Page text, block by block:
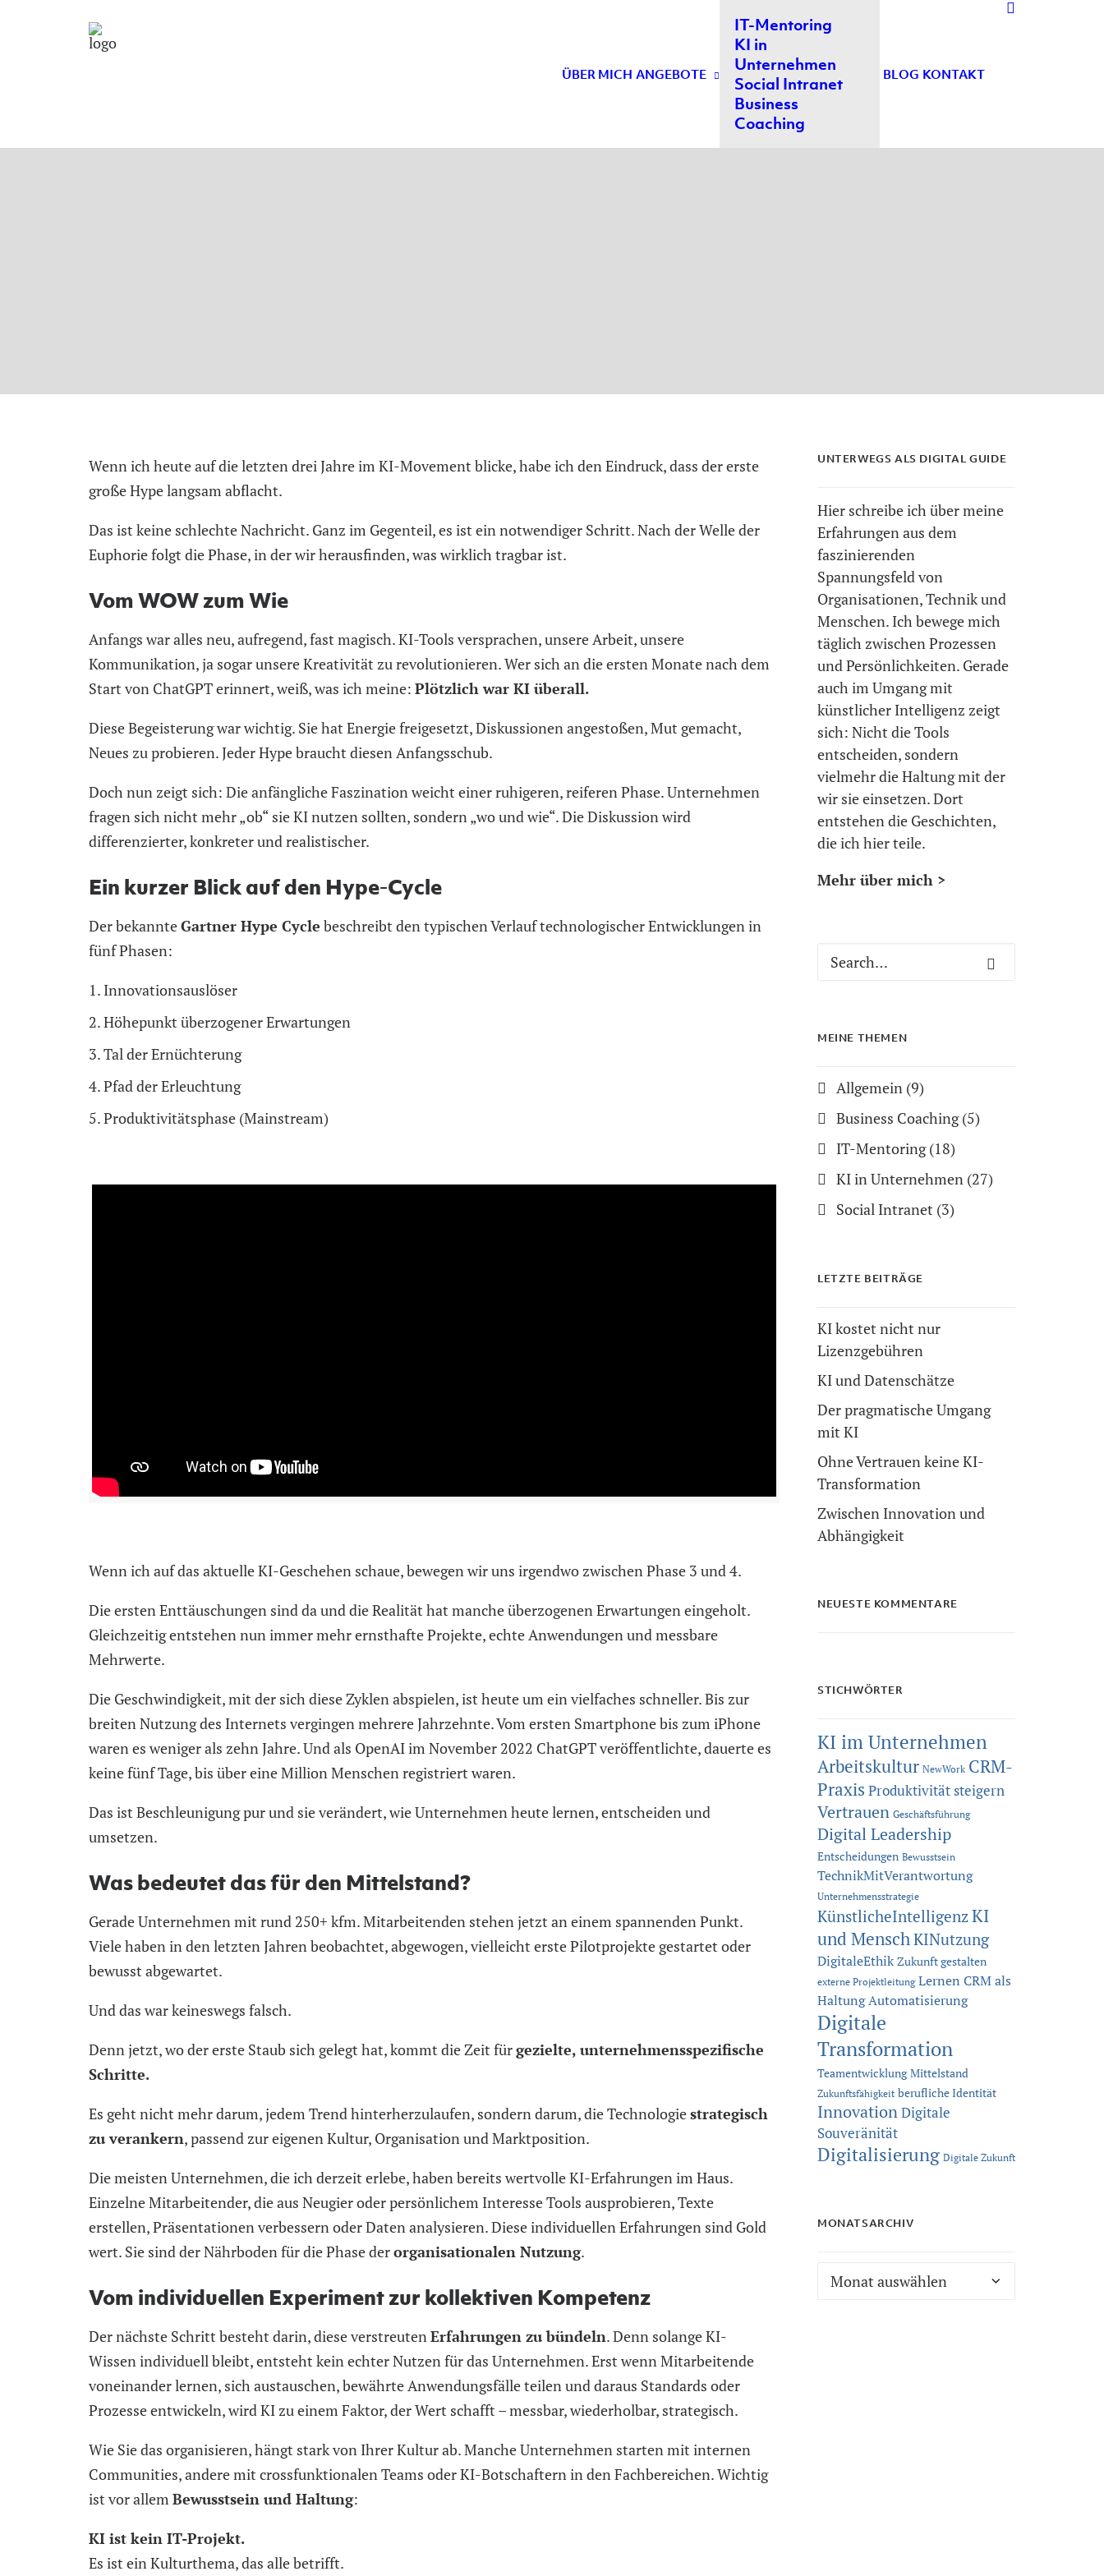
ÜBER MICH ANGEBOTE
IT-Mentoring
KI in
Unternehmen
Social Intranet
Business
Coaching
BLOG KONTAKT
Wenn ich heute auf die letzten drei Jahre im KI-Movement blicke, habe ich den Eindruck, dass der erste
große Hype langsam abflacht.
Das ist keine schlechte Nachricht. Ganz im Gegenteil, es ist ein notwendiger Schritt. Nach der Welle der
Euphorie folgt die Phase, in der wir herausfinden, was wirklich tragbar ist.
Vom WOW zum Wie
Anfangs war alles neu, aufregend, fast magisch. KI-Tools versprachen, unsere Arbeit, unsere
Kommunikation, ja sogar unsere Kreativität zu revolutionieren. Wer sich an die ersten Monate nach dem
Start von ChatGPT erinnert, weiß, was ich meine: Plötzlich war KI überall.
Diese Begeisterung war wichtig. Sie hat Energie freigesetzt, Diskussionen angestoßen, Mut gemacht,
Neues zu probieren. Jeder Hype braucht diesen Anfangsschub.
Doch nun zeigt sich: Die anfängliche Faszination weicht einer ruhigeren, reiferen Phase. Unternehmen
fragen sich nicht mehr „ob“ sie KI nutzen sollten, sondern „wo und wie“. Die Diskussion wird
differenzierter, konkreter und realistischer.
Ein kurzer Blick auf den Hype-Cycle
Der bekannteGartner Hype Cycle beschreibt den typischen Verlauf technologischer Entwicklungen in
fünf Phasen:
Innovationsauslöser
Höhepunkt überzogener Erwartungen
Tal der Ernüchterung
Pfad der Erleuchtung
Produktivitätsphase (Mainstream)
Wenn ich auf das aktuelle KI-Geschehen schaue, bewegen wir uns irgendwo zwischen Phase 3 und 4.
Die ersten Enttäuschungen sind da und die Realität hat manche überzogenen Erwartungen eingeholt.
Gleichzeitig entstehen nun immer mehr ernsthafte Projekte, echte Anwendungen und messbare
Mehrwerte.
Die Geschwindigkeit, mit der sich diese Zyklen abspielen, ist heute um ein vielfaches schneller. Bis zur
breiten Nutzung des Internets vergingen mehrere Jahrzehnte. Vom ersten Smartphone bis zum iPhone
waren es weniger als zehn Jahre. Und als OpenAI im November 2022 ChatGPT veröffentlichte, dauerte es
keine fünf Tage, bis über eine Million Menschen registriert waren.
Das ist Beschleunigung pur und sie verändert, wie Unternehmen heute lernen, entscheiden und
umsetzen.
Was bedeutet das für den Mittelstand?
Gerade Unternehmen mit rund 250+ kfm. Mitarbeitenden stehen jetzt an einem spannenden Punkt.
Viele haben in den letzten Jahren beobachtet, abgewogen, vielleicht erste Pilotprojekte gestartet oder
bewusst abgewartet.
Und das war keineswegs falsch.
Denn jetzt, wo der erste Staub sich gelegt hat, kommt die Zeit fürgezielte, unternehmensspezifische
Schritte.
Es geht nicht mehr darum, jedem Trend hinterherzulaufen, sondern darum, die Technologiestrategisch
zu verankern, passend zur eigenen Kultur, Organisation und Marktposition.
Die meisten Unternehmen, die ich derzeit erlebe, haben bereits wertvolle KI-Erfahrungen im Haus.
Einzelne Mitarbeitender, die aus Neugier oder persönlichem Interesse Tools ausprobieren, Texte
erstellen, Präsentationen verbessern oder Daten analysieren. Diese individuellen Erfahrungen sind Gold
wert. Sie sind der Nährboden für die Phase derorganisationalen Nutzung.
Vom individuellen Experiment zur kollektiven Kompetenz
Der nächste Schritt besteht darin, diese verstreutenErfahrungen zu bündeln. Denn solange KI-
Wissen individuell bleibt, entsteht kein echter Nutzen für das Unternehmen. Erst wenn Mitarbeitende
voneinander lernen, sich austauschen, bewährte Anwendungsfälle teilen und daraus Standards oder
Prozesse entwickeln, wird KI zu einem Faktor, der Wert schafft – messbar, wiederholbar, strategisch.
Wie Sie das organisieren, hängt stark von Ihrer Kultur ab. Manche Unternehmen starten mit internen
Communities, andere mit crossfunktionalen Teams oder KI-Botschaftern in den Fachbereichen. Wichtig
ist vor allem Bewusstsein und Haltung:
KI ist kein IT-Projekt.
Es ist ein Kulturthema, das alle betrifft.
UNTERWEGS ALS DIGITAL GUIDE
Hier schreibe ich über meine
Erfahrungen aus dem
faszinierenden
Spannungsfeld von
Organisationen, Technik und
Menschen. Ich bewege mich
täglich zwischen Prozessen
und Persönlichkeiten. Gerade
auch im Umgang mit
künstlicher Intelligenz zeigt
sich: Nicht die Tools
entscheiden, sondern
vielmehr die Haltung mit der
wir sie einsetzen. Dort
entstehen die Geschichten,
die ich hier teile.
Mehr über mich >
MEINE THEMEN
Allgemein (9)
Business Coaching(5)
IT-Mentoring(18)
KI in Unternehmen (27)
Social Intranet (3)
LETZTE BEITRÄGE
KI kostet nicht nur
Lizenzgebühren
KI und Datenschätze
Der pragmatische Umgang
mit KI
Ohne Vertrauen keine KI-
Transformation
Zwischen Innovation und
Abhängigkeit
NEUESTE KOMMENTARE
STICHWÖRTER
KI im Unternehmen
Arbeitskultur NewWork CRM-
Praxis Produktivität steigern
Vertrauen Geschäftsführung
Digital Leadership
Entscheidungen Bewusstsein
TechnikMitVerantwortung
Unternehmensstrategie
KünstlicheIntelligenzKI
und MenschKINutzung
DigitaleEthik Zukunft gestalten
externe Projektleitung Lernen CRM als
HaltungAutomatisierung
Digitale
Transformation
Teamentwicklung Mittelstand
Zukunftsfähigkeit berufliche Identität
InnovationDigitale
Souveränität
Digitalisierung Digitale Zukunft
MONATSARCHIV
Monatsarchiv